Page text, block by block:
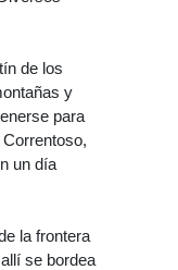
de los
y
para
Correntoso,
un día
la frontera
se bordea